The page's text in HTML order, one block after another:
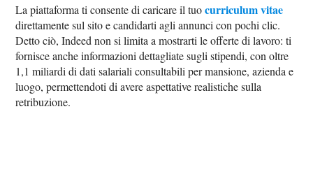
La piattaforma ti consente di caricare il tuocurriculum vitae
direttamente sul sito e candidarti agli annunci con pochi clic.
Detto ciò, Indeed non si limita a mostrarti le offerte di lavoro: ti
fornisce anche informazioni dettagliate sugli stipendi, con oltre
1,1 miliardi di dati salariali consultabili per mansione, azienda e
luogo, permettendoti di avere aspettative realistiche sulla
retribuzione.